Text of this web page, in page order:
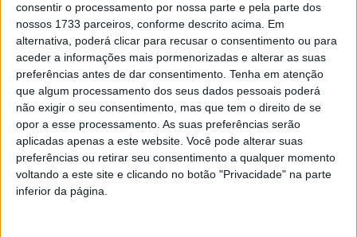
consentir o processamento por nossa parte e pela parte dos
nossos 1733 parceiros, conforme descrito acima. Em
alternativa, poderá clicar para recusar o consentimento ou para
aceder a informações mais pormenorizadas e alterar as suas
preferências antes de dar consentimento. Tenha em atenção
que algum processamento dos seus dados pessoais poderá
não exigir o seu consentimento, mas que tem o direito de se
opor a esse processamento. As suas preferências serão
aplicadas apenas a este website. Você pode alterar suas
preferências ou retirar seu consentimento a qualquer momento
voltando a este site e clicando no botão "Privacidade" na parte
inferior da página.
monumentos megalíticos do país, que se encontram no
território dos 14 municípios que integram a CIM Viseu
Dão Lafões, rota que inclui 28 monumentos, dos quais 13
classificados, e muitos deles considerados como
referências a nível mundial.
O documentário está disponível para visualização na
plataforma Youtube.
Esta e outras notícias para ouvir na Estação Diária – 96.8